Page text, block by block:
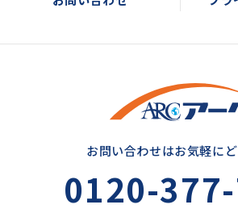
お問い合わせはお気軽にど
0120-